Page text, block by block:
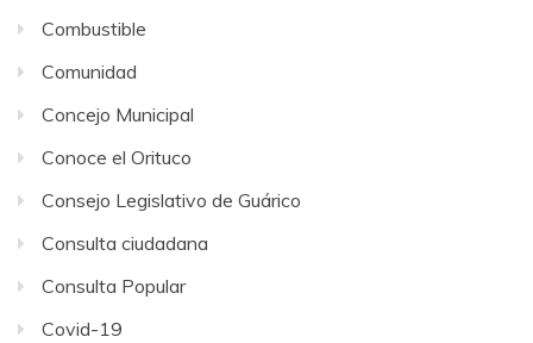
Combustible
Comunidad
Concejo Municipal
Conoce el Orituco
Consejo Legislativo de Guárico
Consulta ciudadana
Consulta Popular
Covid-19